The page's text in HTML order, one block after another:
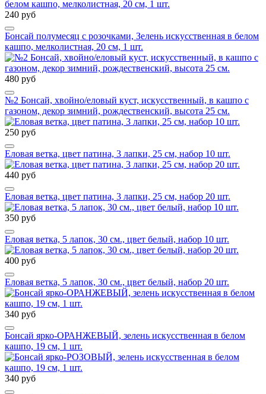
240 руб
Бонсай полумесяц с розочками, Зелень искусственная в белом
кашпо, мелколистная, 20 см, 1 шт.
480 руб
№2 Бонсай, хвойно/еловый куст, искусственный, в кашпо с
газоном, декор зимний, рождественский, высота 25 см.
250 руб
Еловая ветка, цвет патина, 3 лапки, 25 см, набор 10 шт.
440 руб
Еловая ветка, цвет патина, 3 лапки, 25 см, набор 20 шт.
350 руб
Еловая ветка, 5 лапок, 30 см., цвет белый, набор 10 шт.
400 руб
Еловая ветка, 5 лапок, 30 см., цвет белый, набор 20 шт.
340 руб
Бонсай ярко-ОРАНЖЕВЫЙ, зелень искусственная в белом
кашпо, 19 см, 1 шт.
340 руб